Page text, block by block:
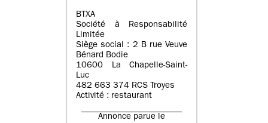
BTXA
Société à Responsabilité
Limitée
Siège social : 2 B rue Veuve
Bénard Bodie
10600 La Chapelle-Saint-
Luc
482 663 374 RCS Troyes
Activité : restaurant
Annonce parue le